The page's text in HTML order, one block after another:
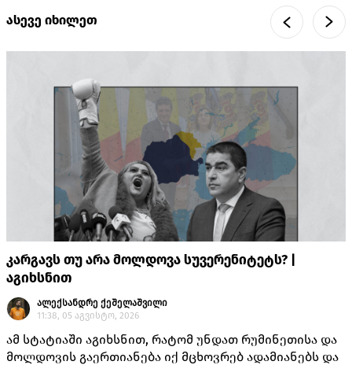
ასევე იხილეთ
კარგავს თუ არა მოლდოვა სუვერენიტეტს? |
აგიხსნით
ალექსანდრე ქეშელაშვილი
11:38, 05 აგვისტო, 2026
ამ სტატიაში აგიხსნით, რატომ უნდათ რუმინეთისა და
მოლდოვის გაერთიანება იქ მცხოვრებ ადამიანებს და